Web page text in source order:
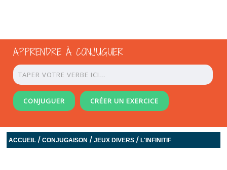
APPRENDRE À CONJUGUER
CONJUGUER CRÉER UN EXERCICE
ACCUEIL /CONJUGAISON /JEUX DIVERS /L'INFINITIF